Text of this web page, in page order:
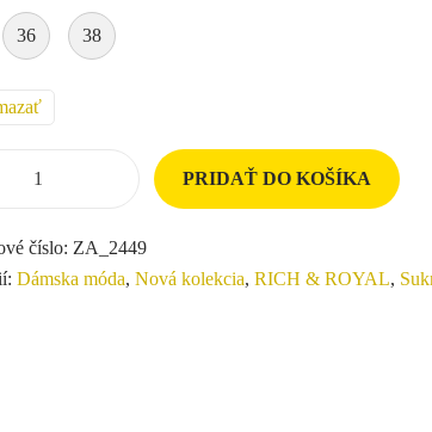
36 38
PRIDAŤ DO KOŠÍKA
číslo: ZA_2449
Dámska móda, Nová kolekcia, RICH & ROYAL,